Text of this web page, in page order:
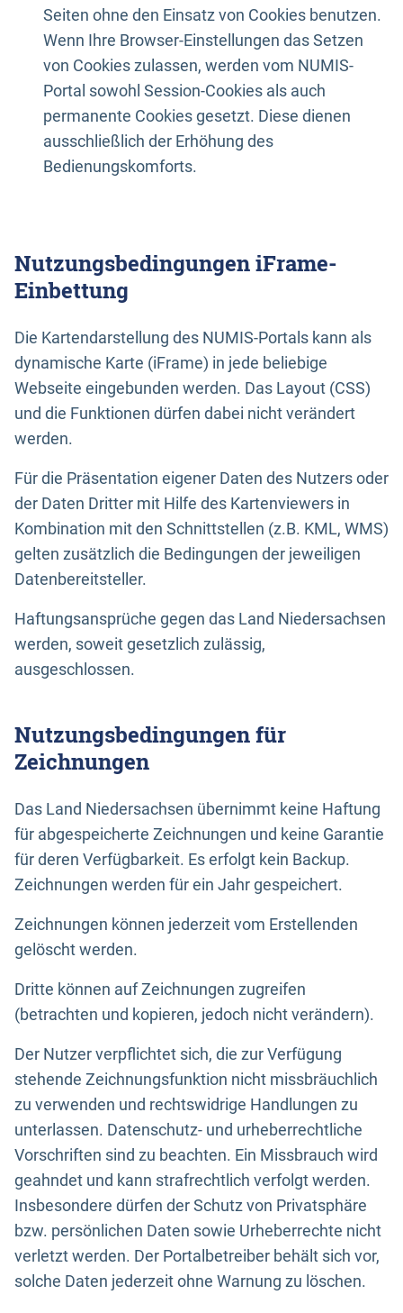
Seiten ohne den Einsatz von Cookies benutzen.
Wenn Ihre Browser-Einstellungen das Setzen
von Cookies zulassen, werden vom NUMIS-
Portal sowohl Session-Cookies als auch
permanente Cookies gesetzt. Diese dienen
ausschließlich der Erhöhung des
Bedienungskomforts.
Nutzungsbedingungen iFrame-
Einbettung
Die Kartendarstellung des NUMIS-Portals kann als
dynamische Karte (iFrame) in jede beliebige
Webseite eingebunden werden. Das Layout (CSS)
und die Funktionen dürfen dabei nicht verändert
werden.
Für die Präsentation eigener Daten des Nutzers oder
der Daten Dritter mit Hilfe des Kartenviewers in
Kombination mit den Schnittstellen (z.B. KML, WMS)
gelten zusätzlich die Bedingungen der jeweiligen
Datenbereitsteller.
Haftungsansprüche gegen das Land Niedersachsen
werden, soweit gesetzlich zulässig,
ausgeschlossen.
Nutzungsbedingungen für
Zeichnungen
Das Land Niedersachsen übernimmt keine Haftung
für abgespeicherte Zeichnungen und keine Garantie
für deren Verfügbarkeit. Es erfolgt kein Backup.
Zeichnungen werden für ein Jahr gespeichert.
Zeichnungen können jederzeit vom Erstellenden
gelöscht werden.
Dritte können auf Zeichnungen zugreifen
(betrachten und kopieren, jedoch nicht verändern).
Der Nutzer verpflichtet sich, die zur Verfügung
stehende Zeichnungsfunktion nicht missbräuchlich
zu verwenden und rechtswidrige Handlungen zu
unterlassen. Datenschutz- und urheberrechtliche
Vorschriften sind zu beachten. Ein Missbrauch wird
geahndet und kann strafrechtlich verfolgt werden.
Insbesondere dürfen der Schutz von Privatsphäre
bzw. persönlichen Daten sowie Urheberrechte nicht
verletzt werden. Der Portalbetreiber behält sich vor,
solche Daten jederzeit ohne Warnung zu löschen.